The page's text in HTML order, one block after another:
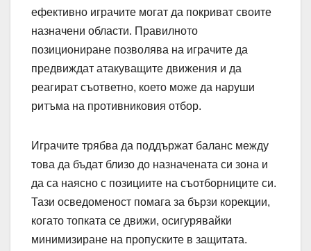
ефективно играчите могат да покриват своите
назначени области. Правилното
позициониране позволява на играчите да
предвиждат атакуващите движения и да
реагират съответно, което може да наруши
ритъма на противниковия отбор.
Играчите трябва да поддържат баланс между
това да бъдат близо до назначената си зона и
да са наясно с позициите на съотборниците си.
Тази осведоменост помага за бързи корекции,
когато топката се движи, осигурявайки
минимизиране на пропуските в защитата.